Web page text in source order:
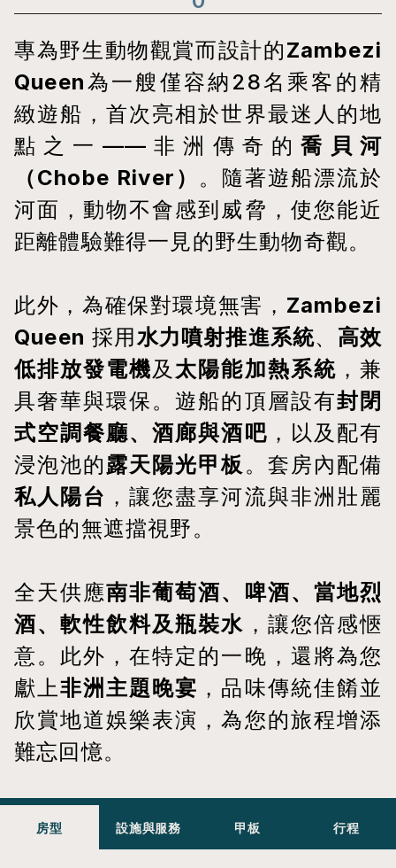
專為野生動物觀賞而設計的Zambezi
Queen為一艘僅容納28名乘客的精
緻遊船，首次亮相於世界最迷人的地
點之一——非洲傳奇的喬貝河
（Chobe River） 。隨著遊船漂流於
河面，動物不會感到威脅，使您能近
距離體驗難得一見的野生動物奇觀。
此外，為確保對環境無害， Zambezi
Queen 採用水力噴射推進系統、 高效
低排放發電機及 太陽能加熱系統 ，兼
具奢華與環保。遊船的頂層設有封閉
式空調餐廳、酒廊與酒吧 ，以及配有
浸泡池的 露天陽光甲板 。套房內配備
私人陽台 ，讓您盡享河流與非洲壯麗
景色的無遮擋視野。
全天供應南非葡萄酒、啤酒、當地烈
酒、軟性飲料及瓶裝水 ，讓您倍感愜
意。此外，在特定的一晚，還將為您
獻上非洲主題晚宴 ，品味傳統佳餚並
欣賞地道娛樂表演，為您的旅程增添
難忘回憶。
房型 設施與服務 甲板 行程